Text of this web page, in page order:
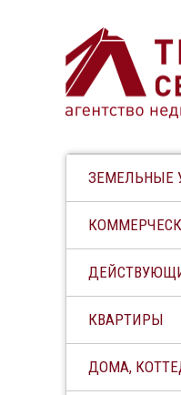
ЗЕМЕЛЬНЫЕ
КВАРТИРЫ
ДОМА,